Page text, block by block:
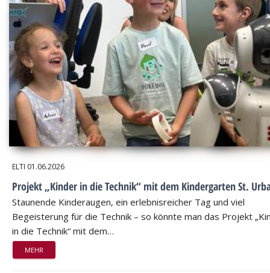
ELTI 01.06.2026
Projekt „Kinder in die Technik“ mit dem Kindergarten St.
Staunende Kinderaugen, ein erlebnisreicher Tag und viel
Begeisterung für die Technik – so könnte man das Projekt
in die Technik“ mit dem…
MEHR